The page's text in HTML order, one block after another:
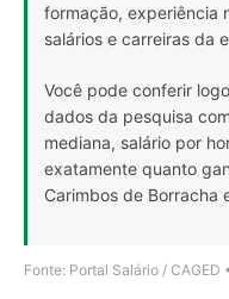
formação, experiência
salários e carreiras da
Você pode conferir
dados da pesquisa
mediana, salário por
exatamente quanto
Carimbos de Borracha
Fonte: Portal Salário /